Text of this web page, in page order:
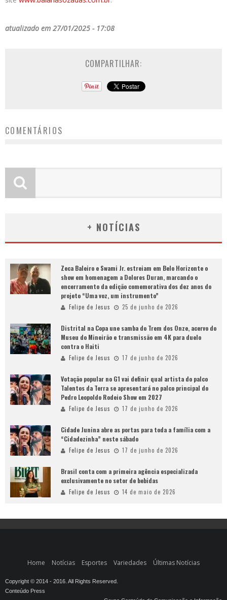
atualizado em 27/01/2025 - 17:08
COMPARTILHAR:
COMENTÁRIOS
+ NOTÍCIAS
Zeca Baleiro e Swami Jr. estreiam em Belo Horizonte o
show em homenagem a Dolores Duran, marcando o
encerramento da edição comemorativa dos dez anos do
projeto “Uma voz, um instrumento”
Felipe de Jesus 25 de junho de 2026
Distrital na Copa une samba do Trem dos Onze, acervo do
Museu do Mineirão e transmissão em 4K para duelo
contra o Haiti
Felipe de Jesus 17 de junho de 2026
Votação popular no G1 vai definir qual artista do palco
Talentos da Terra se apresentará no palco principal do
Pedro Leopoldo Rodeio Show em 2027
Felipe de Jesus 17 de junho de 2026
Cidade Junina abre as portas para toda a família com a
“Cidadezinha” neste sábado
Felipe de Jesus 17 de junho de 2026
Brasil conta com a primeira agência especializada
exclusivamente no setor de bebidas
Felipe de Jesus 14 de maio de 2026
Home Notícias Esportes Variedades Últimas Notícias
Copyright © 2014 - 2016. All Rights Reserved.
Conteúdo Press